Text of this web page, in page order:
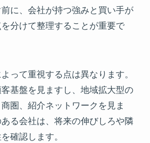
に、会社が持つ強みと買い手が
分けて整理することが重要で
って重視する点は異なります。
基盤を見ますし、地域拡大型の
圏、紹介ネットワークを見ま
る会社は、将来の伸びしろや隣
確認します。